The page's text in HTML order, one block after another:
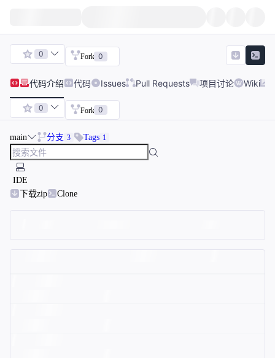
0 Fork 0
代码介绍 代码 Issues Pull Requests 项目讨论 Wiki
0 Fork 0
main 分支 3 Tags 1
IDE
下载zip
Clone